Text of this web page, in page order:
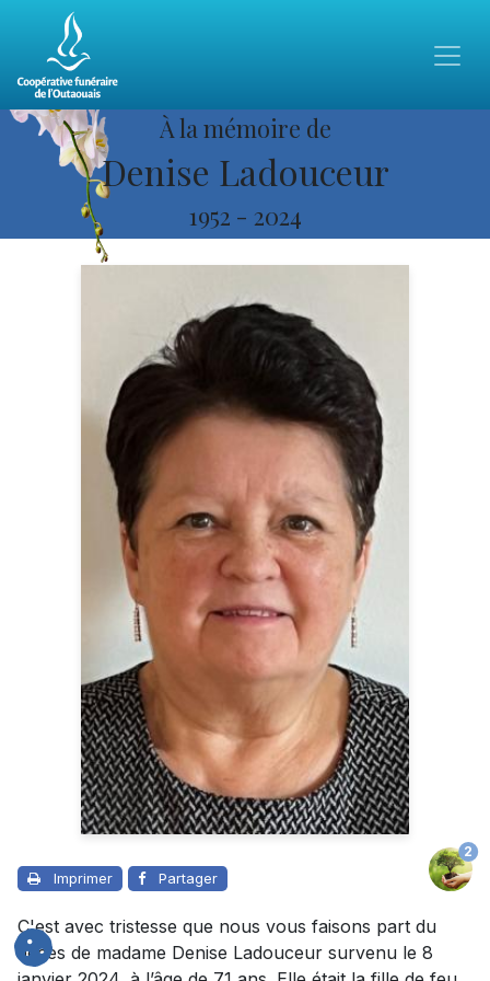
À la mémoire de
Denise Ladouceur
1952 - 2024
Imprimer Partager
2
C'est avec tristesse que nous vous faisons part du
décès de madame Denise Ladouceur survenu le 8